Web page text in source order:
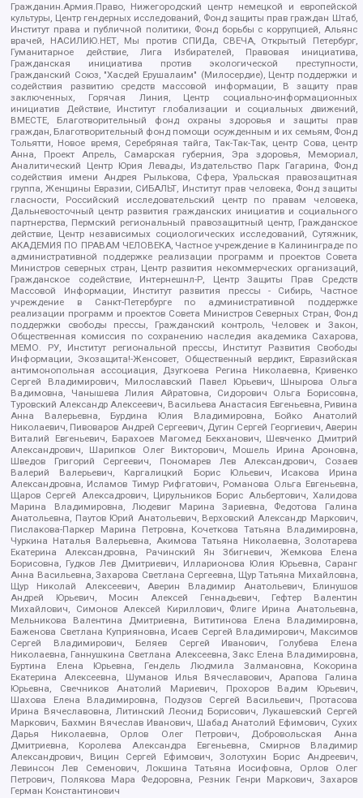
Гражданин.Армия.Право, Нижегородский центр немецкой и европейской
культуры, Центр гендерных исследований, Фонд защиты прав граждан Штаб,
Институт права и публичной политики, Фонд борьбы с коррупцией, Альянс
врачей, НАСИЛИЮ.НЕТ, Мы против СПИДа, СВЕЧА, Открытый Петербург,
Гуманитарное действие, Лига Избирателей, Правовая инициатива,
Гражданская инициатива против экологической преступности,
Гражданский Союз, "Хасдей Ерушалаим" (Милосердие), Центр поддержки и
содействия развитию средств массовой информации, В защиту прав
заключенных, Горячая Линия, Центр социально-информационных
инициатив Действие, Институт глобализации и социальных движений,
ВМЕСТЕ, Благотворительный фонд охраны здоровья и защиты прав
граждан, Благотворительный фонд помощи осужденным и их семьям, Фонд
Тольятти, Новое время, Серебряная тайга, Так-Так-Так, центр Сова, центр
Анна, Проект Апрель, Самарская губерния, Эра здоровья, Мемориал,
Аналитический Центр Юрия Левады, Издательство Парк Гагарина, Фонд
содействия имени Андрея Рылькова, Сфера, Уральская правозащитная
группа, Женщины Евразии, СИБАЛЬТ, Институт прав человека, Фонд защиты
гласности, Российский исследовательский центр по правам человека,
Дальневосточный центр развития гражданских инициатив и социального
партнерства, Пермский региональный правозащитный центр, Гражданское
действие, Центр независимых социологических исследований, Сутяжник,
АКАДЕМИЯ ПО ПРАВАМ ЧЕЛОВЕКА, Частное учреждение в Калининграде по
административной поддержке реализации программ и проектов Совета
Министров северных стран, Центр развития некоммерческих организаций,
Гражданское содействие, Интернешнл-Р, Центр Защиты Прав Средств
Массовой Информации, Институт развития прессы - Сибирь, Частное
учреждение в Санкт-Петербурге по административной поддержке
реализации программ и проектов Совета Министров Северных Стран, Фонд
поддержки свободы прессы, Гражданский контроль, Человек и Закон,
Общественная комиссия по сохранению наследия академика Сахарова,
МЕМО. РУ, Институт региональной прессы, Институт Развития Свободы
Информации, Экозащита!-Женсовет, Общественный вердикт, Евразийская
антимонопольная ассоциация, Дзугкоева Регина Николаевна, Кривенко
Сергей Владимирович, Милославский Павел Юрьевич, Шнырова Ольга
Вадимовна, Чанышева Лилия Айратовна, Сидорович Ольга Борисовна,
Туровский Александр Алексеевич, Васильева Анастасия Евгеньевна, Ривина
Анна Валерьевна, Бурдина Юлия Владимировна, Бойко Анатолий
Николаевич, Пивоваров Андрей Сергеевич, Дугин Сергей Георгиевич, Аверин
Виталий Евгеньевич, Барахоев Магомед Бекханович, Шевченко Дмитрий
Александрович, Шарипков Олег Викторович, Мошель Ирина Ароновна,
Шведов Григорий Сергеевич, Пономарев Лев Александрович, Созаев
Валерий Валерьевич, Каргалицкий Борис Юльевич, Исакова Ирина
Александровна, Исламов Тимур Рифгатович, Романова Ольга Евгеньевна,
Щаров Сергей Алексадрович, Цирульников Борис Альбертович, Халидова
Марина Владимировна, Людевиг Марина Зариевна, Федотова Галина
Анатольевна, Паутов Юрий Анатольевич, Верховский Александр Маркович,
Пислакова-Паркер Марина Петровна, Кочеткова Татьяна Владимировна,
Чуркина Наталья Валерьевна, Акимова Татьяна Николаевна, Золотарева
Екатерина Александровна, Рачинский Ян Збигневич, Жемкова Елена
Борисовна, Гудков Лев Дмитриевич, Илларионова Юлия Юрьевна, Саранг
Анна Васильевна, Захарова Светлана Сергеевна, Щур Татьяна Михайловна,
Щур Николай Алексеевич, Аверин Владимир Анатольевич, Блинушов
Андрей Юрьевич, Мосин Алексей Геннадьевич, Гефтер Валентин
Михайлович, Симонов Алексей Кириллович, Флиге Ирина Анатольевна,
Мельникова Валентина Дмитриевна, Вититинова Елена Владимировна,
Баженова Светлана Куприяновна, Исаев Сергей Владимирович, Максимов
Сергей Владимирович, Беляев Сергей Иванович, Голубева Елена
Николаевна, Ганнушкина Светлана Алексеевна, Закс Елена Владимировна,
Буртина Елена Юрьевна, Гендель Людмила Залмановна, Кокорина
Екатерина Алексеевна, Шуманов Илья Вячеславович, Арапова Галина
Юрьевна, Свечников Анатолий Мариевич, Прохоров Вадим Юрьевич,
Шахова Елена Владимировна, Подузов Сергей Васильевич, Протасова
Ирина Вячеславовна, Литинский Леонид Борисович, Лукашевский Сергей
Маркович, Бахмин Вячеслав Иванович, Шабад Анатолий Ефимович, Сухих
Дарья Николаевна, Орлов Олег Петрович, Добровольская Анна
Дмитриевна, Королева Александра Евгеньевна, Смирнов Владимир
Александрович, Вицин Сергей Ефимович, Золотухин Борис Андреевич,
Левинсон Лев Семенович, Локшина Татьяна Иосифовна, Орлов Олег
Петрович, Полякова Мара Федоровна, Резник Генри Маркович, Захаров
Герман Константинович